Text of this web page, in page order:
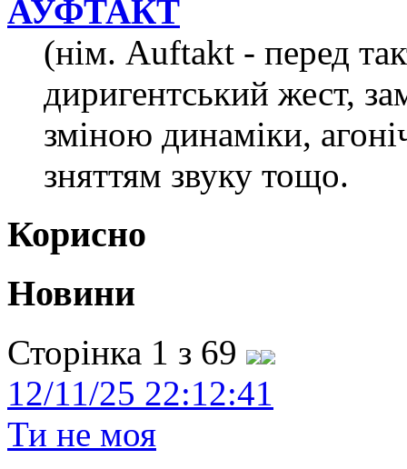
АУФТАКТ
(нім. Аuftakt - перед
диригентський жест,
зміною динаміки,
зняттям звуку тощо.
Корисно
Новини
Сторінка 1 з 69
12/11/25 22:12:41
Ти не моя